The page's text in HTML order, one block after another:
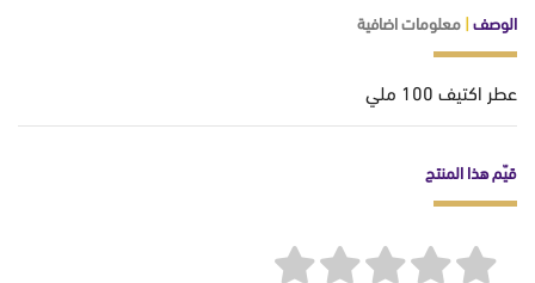
الوصف|معلومات اضافية
عطر اكتيف 100 ملي
قيّم هذا المنتج